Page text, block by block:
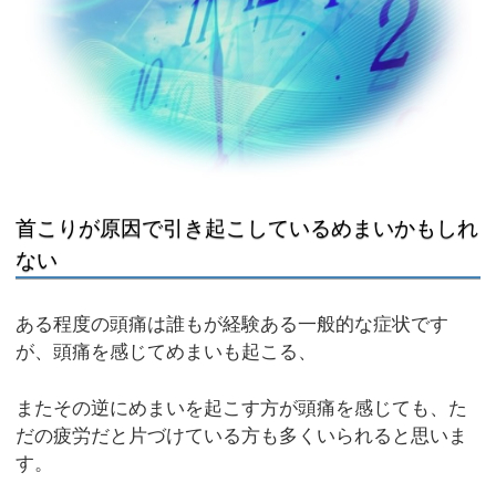
首こりが原因で引き起こしているめまいかもしれ
ない
ある程度の頭痛は誰もが経験ある一般的な症状です
が、頭痛を感じてめまいも起こる、
またその逆にめまいを起こす方が頭痛を感じても、た
だの疲労だと片づけている方も多くいられると思いま
す。